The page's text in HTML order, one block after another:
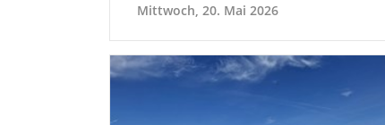
Mittwoch, 20. Mai 2026